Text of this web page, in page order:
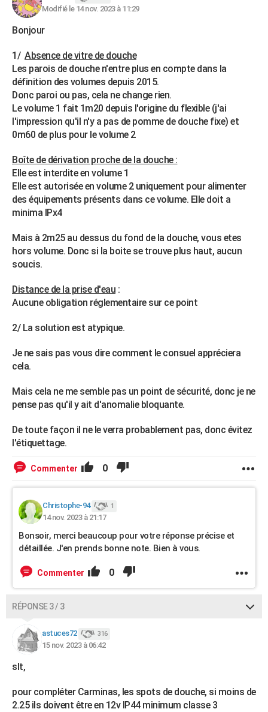
Modifié le 14 nov. 2023 à 11:29
Bonjour
1/ Absence de vitre de douche
Les parois de douche n'entre plus en compte dans la
définition des volumes depuis 2015.
Donc paroi ou pas, cela ne change rien.
Le volume 1 fait 1m20 depuis l'origine du flexible (j'ai
l'impression qu'il n'y a pas de pomme de douche fixe) et
0m60 de plus pour le volume 2
Boîte de dérivation proche de la douche :
Elle est interdite en volume 1
Elle est autorisée en volume 2 uniquement pour alimenter
des équipements présents dans ce volume. Elle doit a
minima IPx4
Mais à 2m25 au dessus du fond de la douche, vous etes
hors volume. Donc si la boite se trouve plus haut, aucun
soucis.
Distance de la prise d'eau :
Aucune obligation réglementaire sur ce point
2/ La solution est atypique.
Je ne sais pas vous dire comment le consuel appréciera
cela.
Mais cela ne me semble pas un point de sécurité, donc je ne
pense pas qu'il y ait d'anomalie bloquante.
De toute façon il ne le verra probablement pas, donc évitez
l'étiquettage.
Commenter 0
Christophe-94 1
14 nov. 2023 à 21:17
Bonsoir, merci beaucoup pour votre réponse précise et
détaillée. J'en prends bonne note. Bien à vous.
Commenter 0
RÉPONSE 3 / 3
astuces72 316
15 nov. 2023 à 06:42
slt,
pour compléter Carminas, les spots de douche, si moins de
2.25 ils doivent être en 12v IP44 minimum classe 3